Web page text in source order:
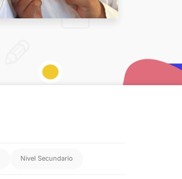
Nivel Secundario